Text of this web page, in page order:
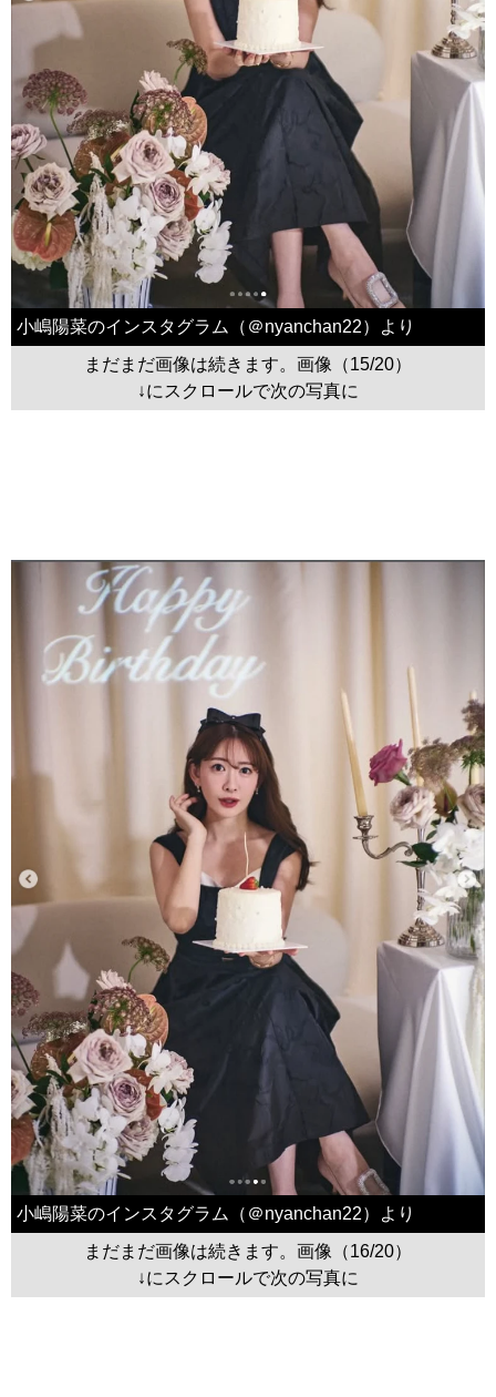
小嶋陽菜のインスタグラム（＠nyanchan22）より
まだまだ画像は続きます。画像（15/20）
↓にスクロールで次の写真に
小嶋陽菜のインスタグラム（＠nyanchan22）より
まだまだ画像は続きます。画像（16/20）
↓にスクロールで次の写真に